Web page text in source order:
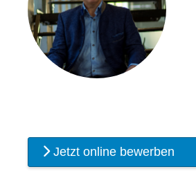
Jetzt online bewerben